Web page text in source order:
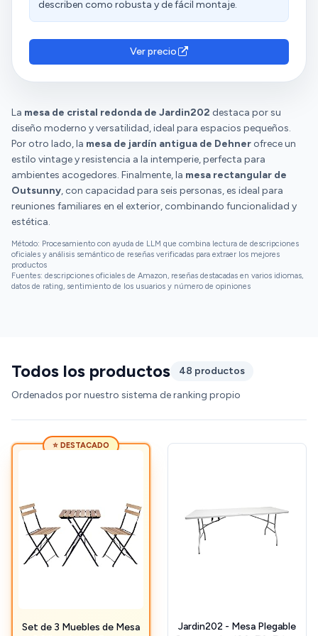
describen como robusta y de fácil montaje.
Ver precio
La mesa de cristal redonda de Jardin202 destaca por su
diseño moderno y versatilidad, ideal para espacios pequeños.
Por otro lado, la mesa de jardín antigua de Dehner ofrece un
estilo vintage y resistencia a la intemperie, perfecta para
ambientes acogedores. Finalmente, la mesa rectangular de
Outsunny, con capacidad para seis personas, es ideal para
reuniones familiares en el exterior, combinando funcionalidad y
estética.
Método: Procesamiento con ayuda de LLM que combina lectura de descripciones
oficiales y análisis semántico de reseñas verificadas para extraer los mejores
productos
Fuentes: descripciones oficiales de Amazon, reseñas destacadas en varios idiomas,
datos de rating, sentimiento de los usuarios y número de opiniones
Todos los productos
48 productos
Ordenados por nuestro sistema de ranking propio
⭐ DESTACADO
Set de 3 Muebles de Mesa
Jardin202 - Mesa Plegable